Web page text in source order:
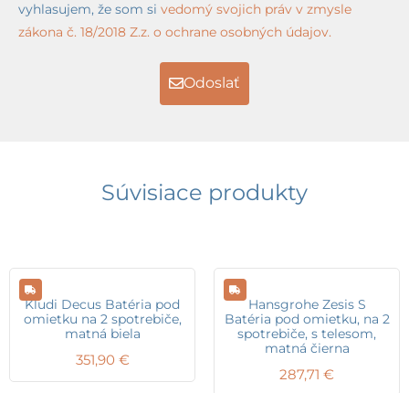
vyhlasujem, že som si vedomý svojich práv v zmysle
zákona č. 18/2018 Z.z. o ochrane osobných údajov.
Odoslať
Súvisiace produkty
Kludi Decus Batéria pod
omietku na 2 spotrebiče,
matná biela
351,90 €
Hansgrohe Zesis S
Batéria pod omietku, na 2
spotrebiče, s telesom,
matná čierna
287,71 €